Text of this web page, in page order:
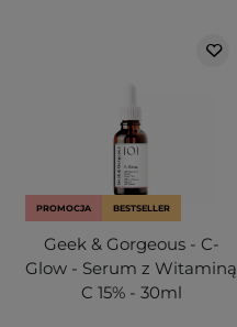
PROMOCJA BESTSELLER
Geek & Gorgeous - C-
Glow - Serum z Witaminą
C 15% - 30ml